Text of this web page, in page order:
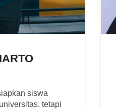
siswa
tetapi